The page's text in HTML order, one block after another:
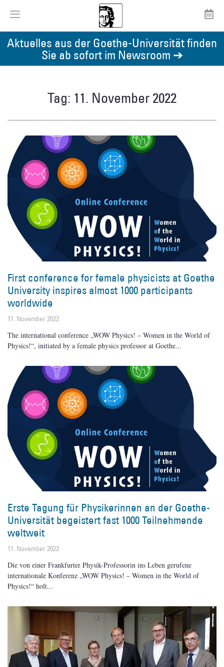
Aktuelles aus der Goethe-Universität finden
Sie ab sofort im Newsroom ➔
Tag: 11. November 2022
First conference for female physicists at Goethe
University inspires almost 1000 participants
worldwide
11. November 2022
The international conference „WOW Physics! – Women in the World of
Physics!“, initiated by a female physics professor at Goethe
Erste Tagung für Physikerinnen an der Goethe-
Universität begeistert fast 1000 Teilnehmende
weltweit
11. November 2022
Die von einer Frankfurter Physik-Professorin ins Leben gerufene
internationale Konferenz „WOW Physics! – Women in the World of
Physics!“ holt